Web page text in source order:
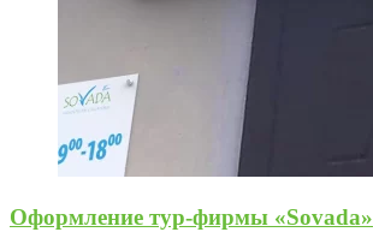
Оформление тур-фирмы «Sovada»